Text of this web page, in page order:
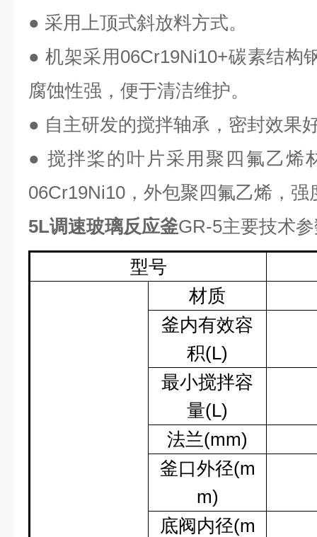
● 采用上顶式斜放料方式。
● 机架采用06Cr19Ni10+碳素结构
腐蚀性强，便于清洁维护。
● 自主研发的搅拌轴承，密封效果
● 搅拌桨的叶片采用聚四氟乙烯
06Cr19Ni10 ，外包聚四氟乙烯，
5L调速玻璃反应釜GR-5主要技术
型号
材质
釜内有效容
积(L)
最小搅拌容
量(L)
法兰(mm)
釜口外径(m
m)
底阀内径(m